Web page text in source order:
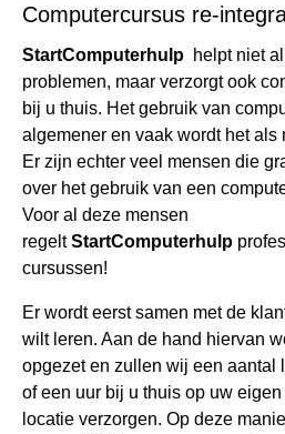
Computercursus re-
StartComputerhulp helpt niet
problemen, maar verzorgt ook
bij u thuis. Het gebruik van
algemener en vaak wordt het als
Er zijn echter veel mensen die
over het gebruik van een
Voor al deze mensen
regeltStartComputerhulp
cursussen!
Er wordt eerst samen met de
wilt leren. Aan de hand hiervan
opgezet en zullen wij een aantal
of een uur bij u thuis op uw
locatie verzorgen. Op deze